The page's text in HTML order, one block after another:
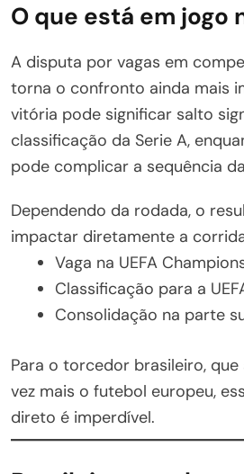
O que está em jogo
A disputa por vagas em
torna o confronto ainda mais
vitória pode significar salto
classificação da Serie A,
pode complicar a sequência
Dependendo da rodada, o
impactar diretamente a
Vaga na UEFA
Classificação para a
Consolidação na parte
Para o torcedor brasileiro,
vez mais o futebol europeu,
direto é imperdível.